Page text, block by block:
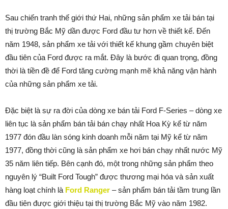
Sau chiến tranh thế giới thứ Hai, những sản phẩm xe tải bán tại
thị trường Bắc Mỹ dần được Ford đầu tư hơn về thiết kế. Đến
năm 1948, sản phẩm xe tải với thiết kế khung gầm chuyên biệt
đầu tiên của Ford được ra mắt. Đây là bước đi quan trọng, đồng
thời là tiền đề để Ford tăng cường mạnh mẽ khả năng vận hành
của những sản phẩm xe tải.
Đặc biệt là sự ra đời của dòng xe bán tải Ford F-Series – dòng xe
liên tục là sản phẩm bán tải bán chạy nhất Hoa Kỳ kể từ năm
1977 đón đầu làn sóng kinh doanh mỗi năm tại Mỹ kể từ năm
1977, đồng thời cũng là sản phẩm xe hơi bán chạy nhất nước Mỹ
35 năm liên tiếp. Bên cạnh đó, một trong những sản phẩm theo
nguyên lý “Built Ford Tough” được thương mại hóa và sản xuất
hàng loạt chính là Ford Ranger – sản phẩm bán tải tầm trung lần
đầu tiên được giới thiệu tại thị trường Bắc Mỹ vào năm 1982.